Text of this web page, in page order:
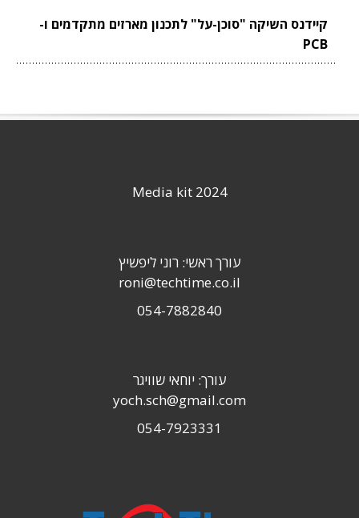
קיידנס השיקה "סוכן-על" לתכנון מארזים מתקדמים ו-
PCB
Media kit 2024
עורך ראשי: רוני ליפשיץ
roni@techtime.co.il
054-7882840
עורך: יוחאי שוויגר
yoch.sch@gmail.com
054-7923331